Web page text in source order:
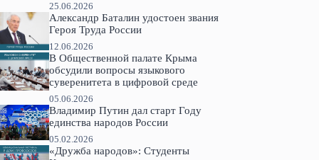
25.06.2026
Александр Баталин удостоен звания
Героя Труда России
12.06.2026
В Общественной палате Крыма
обсудили вопросы языкового
суверенитета в цифровой среде
05.06.2026
Владимир Путин дал старт Году
единства народов России
05.02.2026
«Дружба народов»: Студенты